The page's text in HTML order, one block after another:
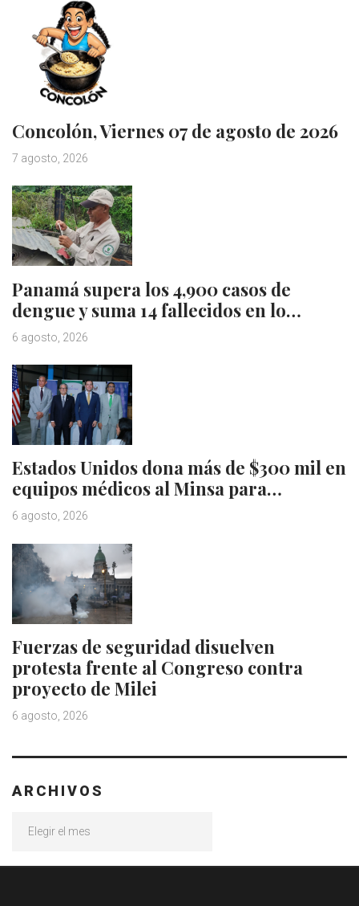
Concolón, Viernes 07 de agosto de 2026
7 agosto, 2026
Panamá supera los 4,900 casos de
dengue y suma 14 fallecidos en lo…
6 agosto, 2026
Estados Unidos dona más de $300 mil en
equipos médicos al Minsa para…
6 agosto, 2026
Fuerzas de seguridad disuelven
protesta frente al Congreso contra
proyecto de Milei
6 agosto, 2026
ARCHIVOS